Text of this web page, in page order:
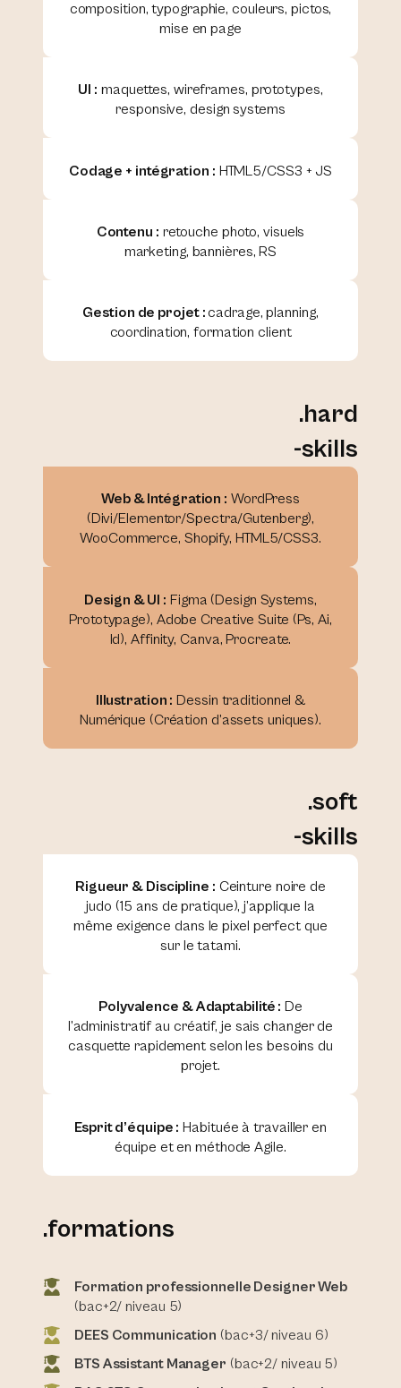
composition, typographie, couleurs, pictos,
mise en page
UI : maquettes, wireframes, prototypes,
responsive, design systems
Codage + intégration : HTML5/CSS3 + JS
Contenu : retouche photo, visuels
marketing, bannières, RS
Gestion de projet : cadrage, planning,
coordination, formation client
.hard
-skills
Web & Intégration : WordPress
(Divi/Elementor/Spectra/Gutenberg),
WooCommerce, Shopify, HTML5/CSS3.
Design & UI : Figma (Design Systems,
Prototypage), Adobe Creative Suite (Ps, Ai,
Id), Affinity, Canva, Procreate.
Illustration : Dessin traditionnel &
Numérique (Création d’assets uniques).
.soft
-skills
Rigueur & Discipline : Ceinture noire de
judo (15 ans de pratique), j’applique la
même exigence dans le pixel perfect que
sur le tatami.
Polyvalence & Adaptabilité : De
l’administratif au créatif, je sais changer de
casquette rapidement selon les besoins du
projet.
Esprit d’équipe : Habituée à travailler en
équipe et en méthode Agile.
.formations
Formation professionnelle Designer Web
(bac+2/ niveau 5)
DEES Communication (bac+3/ niveau 6)
BTS Assistant Manager (bac+2/ niveau 5)